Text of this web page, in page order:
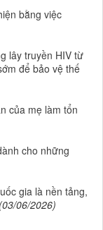
bằng việc
lây truyền HIV từ
để bảo vệ thế
của mẹ làm tổn
cho những
gia là nền tảng,
(03/06/2026)